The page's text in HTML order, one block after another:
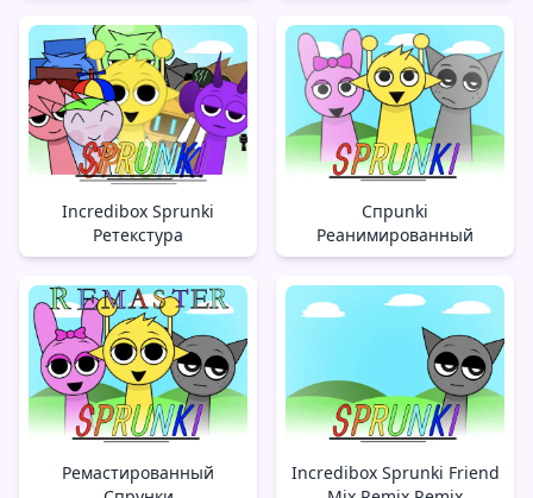
Incredibox Sprunki
Ретекстура
Спрunki
Реанимированный
Ремастированный
Incredibox Sprunki Friend